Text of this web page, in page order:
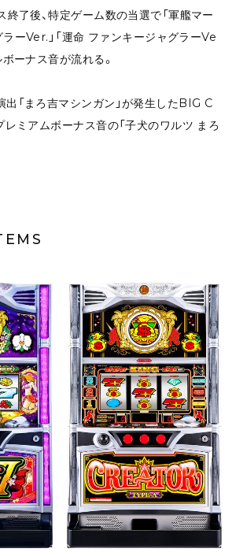
終了後、特定ゲーム数の当選で「軍艦マー
ーVer.」「運命 ファンキージャグラーVe
ーナス音が流れる。
出「まろ吉マシンガン」が発生したBIG C
ミアムボーナス音の「子犬のワルツ まろ